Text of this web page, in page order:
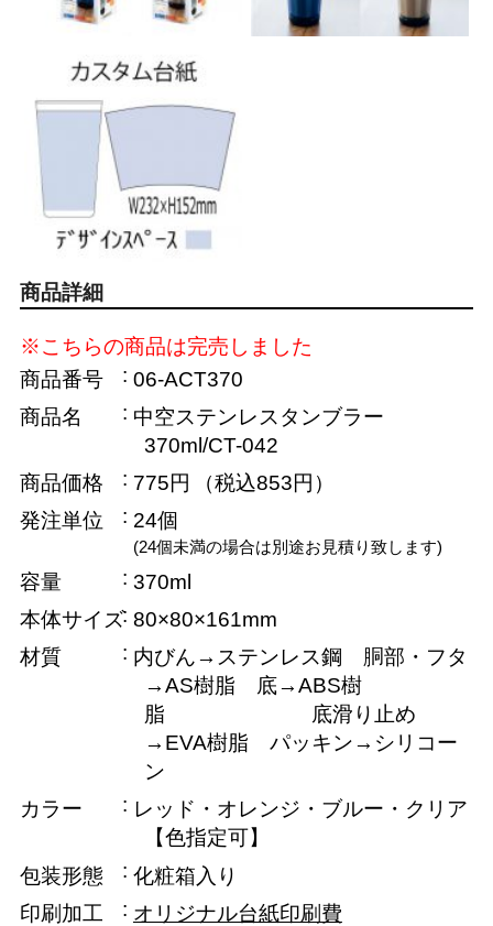
商品詳細
※こちらの商品は完売しました
商品番号
06-ACT370
商品名
中空ステンレスタンブラー
370ml/CT-042
商品価格
775円
（税込853円）
発注単位
24個
(24個未満の場合は別途お見積り致します)
容量
370ml
本体サイズ 80×80×161mm
材質
内びん→ステンレス鋼 胴部・フタ
→AS樹脂 底→ABS樹
脂 底滑り止め
→EVA樹脂 パッキン→シリコー
ン
カラー
レッド・オレンジ・ブルー・クリア
【色指定可】
包装形態
化粧箱入り
印刷加工
オリジナル台紙印刷費